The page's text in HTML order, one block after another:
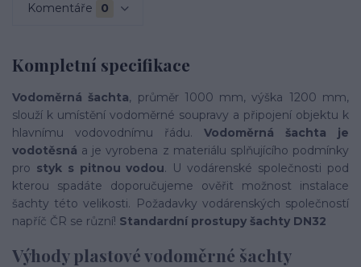
Komentáře 0
Kompletní specifikace
Vodoměrná šachta, průměr 1000 mm, výška 1200 mm,
slouží k umístění vodoměrné soupravy a připojení objektu k
hlavnímu vodovodnímu řádu. Vodoměrná šachta je
vodotěsná a je vyrobena z materiálu splňujícího podmínky
pro styk s pitnou vodou. U vodárenské společnosti pod
kterou spadáte doporučujeme ověřit možnost instalace
šachty této velikosti. Požadavky vodárenských společností
napříč ČR se různí! Standardní prostupy šachty DN32
Výhody plastové vodoměrné šachty